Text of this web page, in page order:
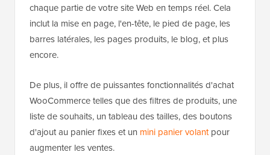
chaque partie de votre site Web en temps réel. Cela
inclut la mise en page, l'en-tête, le pied de page, les
barres latérales, les pages produits, le blog, et plus
encore.
De plus, il offre de puissantes fonctionnalités d'achat
WooCommerce telles que des filtres de produits, une
liste de souhaits, un tableau des tailles, des boutons
d'ajout au panier fixes et un mini panier volantpour
augmenter les ventes.